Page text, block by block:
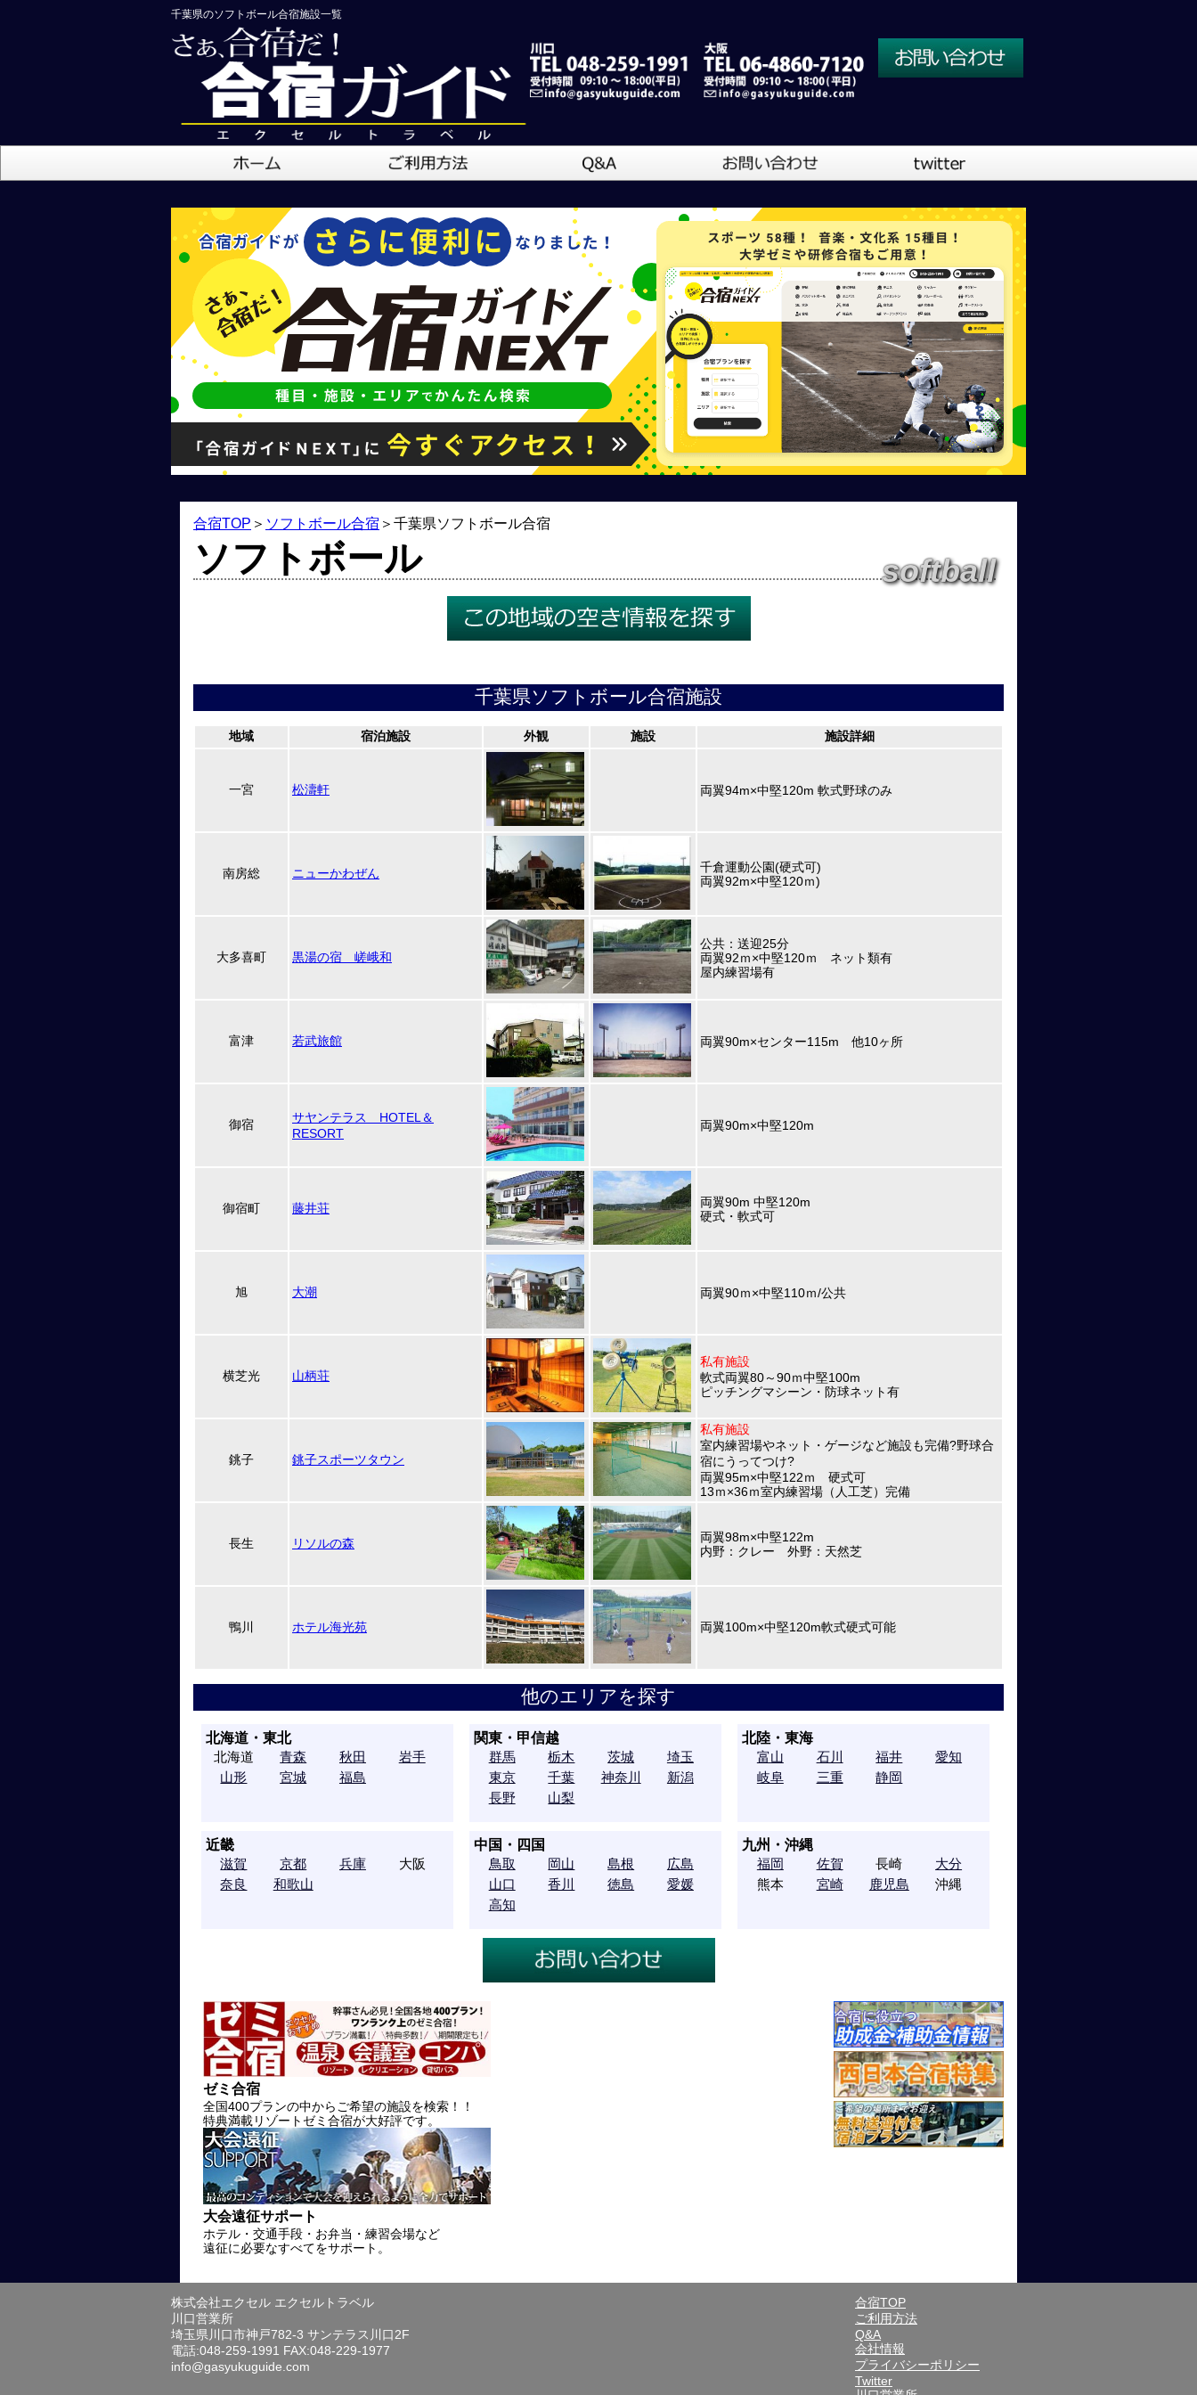
千葉県のソフトボール合宿施設一覧
大阪営業所
吹奏楽
合宿TOP ＞ ソフトボール合宿 ＞ 千葉県ソフトボール合宿
ソフトボール softball
千葉県ソフトボール合宿施設
地域 宿泊施設 外観 施設 施設詳細
一宮 松濤軒 両翼94m×中堅120m 軟式野球のみ
南房総 ニューかわぜん
千倉運動公園(硬式可)
両翼92m×中堅120ｍ)
大多喜町 黒湯の宿 嵯峨和
公共：送迎25分
両翼92ｍ×中堅120ｍ ネット類有
屋内練習場有
富津 若武旅館 両翼90m×センター115m 他10ヶ所
御宿
サヤンテラス HOTEL＆
RESORT
両翼90m×中堅120m
御宿町 藤井荘
両翼90m 中堅120m
硬式・軟式可
旭 大潮 両翼90ｍ×中堅110ｍ/公共
横芝光 山柄荘
私有施設
軟式両翼80～90ｍ中堅100m
ピッチングマシーン・防球ネット有
銚子 銚子スポーツタウン
私有施設
室内練習場やネット・ゲージなど施設も完備?野球合
宿にうってつけ?
両翼95m×中堅122ｍ 硬式可
13ｍ×36ｍ室内練習場（人工芝）完備
長生 リソルの森
両翼98m×中堅122m
内野：クレー 外野：天然芝
鴨川 ホテル海光苑 両翼100m×中堅120m軟式硬式可能
他のエリアを探す
北海道・東北
北海道 青森 秋田
岩手
山形
宮城 福島
関東・甲信越
群馬 栃木 茨城
埼玉
東京
千葉 神奈川
新潟
長野
山梨
北陸・東海
富山 石川 福井
愛知
岐阜
三重 静岡
近畿
滋賀 京都 兵庫
大阪
奈良
和歌山
中国・四国
鳥取 岡山 島根
広島
山口
香川 徳島
愛媛
高知
九州・沖縄
福岡 佐賀 長崎
大分
熊本
宮崎 鹿児島 沖縄
ゼミ合宿
全国400プランの中からご希望の施設を検索！！
特典満載リゾートゼミ合宿が大好評です。
大会遠征サポート
ホテル・交通手段・お弁当・練習会場など
遠征に必要なすべてをサポート。
株式会社エクセル エクセルトラベル
川口営業所
埼玉県川口市神戸782-3 サンテラス川口2F
電話:048-259-1991 FAX:048-229-1977
info@gasyukuguide.com
合宿TOP
ご利用方法
Q&A
会社情報
プライバシーポリシー
Twitter